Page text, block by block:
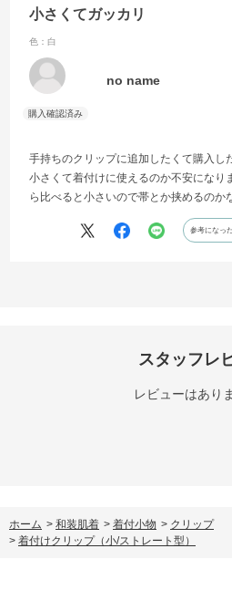
小さくてガッカリ
色：白
no name
手持ちのクリップに追加したくて購入し
小さくて着付けに使えるのか不安になり
ら比べると小さいので帯とか挟めるのか
参考になった
スタッフレ
レビューはあり
ホーム > 和装肌着 > 着付小物 > クリップ
> 着付けクリップ（小/ストレート型）